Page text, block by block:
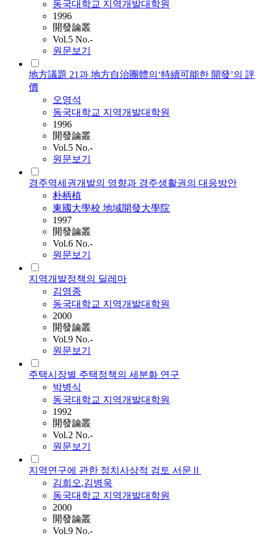
동국대학교 지역개발대학원
1996
開發論叢
Vol.5 No.-
원문보기
地方議題 21과 地方自治團體의‘特續可能한 開發’의 評
價
오영석
동국대학교 지역개발대학원
1996
開發論叢
Vol.5 No.-
원문보기
경주역세권개발의 영향과 경주생활권의 대응방안
朴柄植
東國大學校 地域開發大學院
1997
開發論叢
Vol.6 No.-
원문보기
지역개발정책의 딜레마
김영종
동국대학교 지역개발대학원
2000
開發論叢
Vol.9 No.-
원문보기
주택시장별 주택정책의 세분화 연구
박병식
동국대학교 지역개발대학원
1992
開發論叢
Vol.2 No.-
원문보기
지역연구에 관한 정치사상적 검토 서문Ⅱ
김희오,김병욱
동국대학교 지역개발대학원
2000
開發論叢
Vol.9 No.-